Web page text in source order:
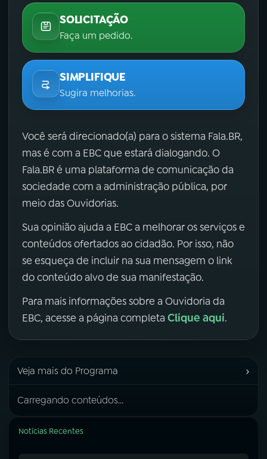
SOLICITAÇÃO
Faça um pedido.
SIMPLIFIQUE
Sugira melhorias.
Você será direcionado(a) para o sistema Fala.BR,
mas é com a EBC que estará dialogando. O
Fala.BR é uma plataforma de comunicação da
sociedade com a administração pública, por
meio das Ouvidorias.
Sua opinião ajuda a EBC a melhorar os serviços e
conteúdos ofertados ao cidadão. Por isso, não
se esqueça de incluir na sua mensagem o link
do conteúdo alvo de sua manifestação.
Para mais informações sobre a Ouvidoria da
EBC, acesse a página completa Clique aqui.
Veja mais do Programa ›
Carregando conteúdos...
Notícias Recentes